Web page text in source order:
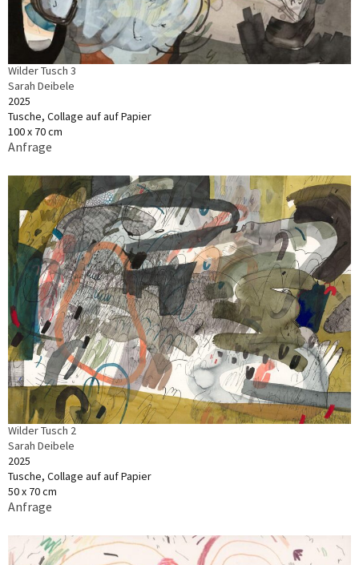
Wilder Tusch 3
Sarah Deibele
2025
Tusche, Collage auf auf Papier
100 x 70 cm
Anfrage
Wilder Tusch 2
Sarah Deibele
2025
Tusche, Collage auf auf Papier
50 x 70 cm
Anfrage